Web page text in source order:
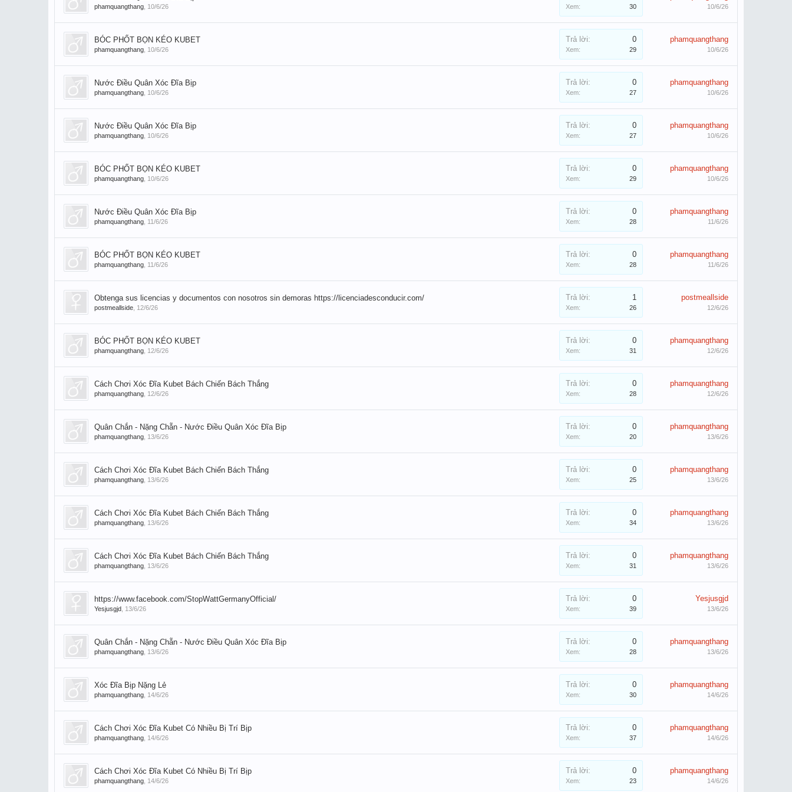
phamquangthang 10/6/26 Xem: 30 10/6/26
BÓC PHỐT BỌN KÉO KUBET
phamquangthang 10/6/26
Trả lời: 0
Xem: 29
phamquangthang
10/6/26
Nước Điều Quân Xóc Đĩa Bịp
phamquangthang 10/6/26
Trả lời: 0
Xem: 27
phamquangthang
10/6/26
Nước Điều Quân Xóc Đĩa Bịp
phamquangthang 10/6/26
Trả lời: 0
Xem: 27
phamquangthang
10/6/26
BÓC PHỐT BỌN KÉO KUBET
phamquangthang 10/6/26
Trả lời: 0
Xem: 29
phamquangthang
10/6/26
Nước Điều Quân Xóc Đĩa Bịp
phamquangthang 11/6/26
Trả lời: 0
Xem: 28
phamquangthang
11/6/26
BÓC PHỐT BỌN KÉO KUBET
phamquangthang 11/6/26
Trả lời: 0
Xem: 28
phamquangthang
11/6/26
Obtenga sus licencias y documentos con nosotros sin demoras https://licenciadesconducir.com/
postmeallside 12/6/26
Trả lời: 1
Xem: 26
postmeallside
12/6/26
BÓC PHỐT BỌN KÉO KUBET
phamquangthang 12/6/26
Trả lời: 0
Xem: 31
phamquangthang
12/6/26
Cách Chơi Xóc Đĩa Kubet Bách Chiến Bách Thắng
phamquangthang 12/6/26
Trả lời: 0
Xem: 28
phamquangthang
12/6/26
Quân Chắn - Nặng Chẵn - Nước Điều Quân Xóc Đĩa Bịp
phamquangthang 13/6/26
Trả lời: 0
Xem: 20
phamquangthang
13/6/26
Cách Chơi Xóc Đĩa Kubet Bách Chiến Bách Thắng
phamquangthang 13/6/26
Trả lời: 0
Xem: 25
phamquangthang
13/6/26
Cách Chơi Xóc Đĩa Kubet Bách Chiến Bách Thắng
phamquangthang 13/6/26
Trả lời: 0
Xem: 34
phamquangthang
13/6/26
Cách Chơi Xóc Đĩa Kubet Bách Chiến Bách Thắng
phamquangthang 13/6/26
Trả lời: 0
Xem: 31
phamquangthang
13/6/26
https://www.facebook.com/StopWattGermanyOfficial/
Yesjusgjd 13/6/26
Trả lời: 0
Xem: 39
Yesjusgjd
13/6/26
Quân Chắn - Nặng Chẵn - Nước Điều Quân Xóc Đĩa Bịp
phamquangthang 13/6/26
Trả lời: 0
Xem: 28
phamquangthang
13/6/26
Xóc Đĩa Bịp Nặng Lẻ
phamquangthang 14/6/26
Trả lời: 0
Xem: 30
phamquangthang
14/6/26
Cách Chơi Xóc Đĩa Kubet Có Nhiều Bị Trí Bịp
phamquangthang 14/6/26
Trả lời: 0
Xem: 37
phamquangthang
14/6/26
Cách Chơi Xóc Đĩa Kubet Có Nhiều Bị Trí Bịp
phamquangthang 14/6/26
Trả lời: 0
Xem: 23
phamquangthang
14/6/26